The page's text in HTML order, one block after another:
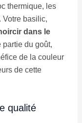
thermique, les
Votre basilic,
dans le
partie du goût,
de la couleur
de cette
qualité